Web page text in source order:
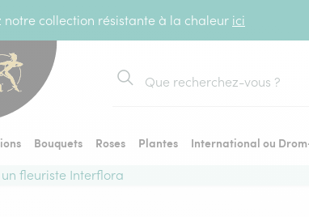
notre collection résistante à la chaleur ici
Rechercher
Bouquets Roses Plantes
International ou
fleuriste Interflora